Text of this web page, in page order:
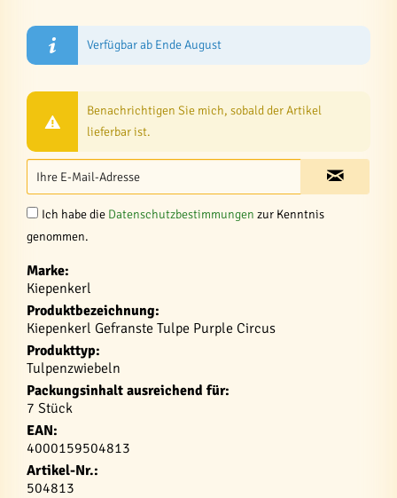
Verfügbar ab Ende August
Benachrichtigen Sie mich, sobald der Artikel
lieferbar ist.
Ich habe die Datenschutzbestimmungen zur Kenntnis
genommen.
Marke:
Kiepenkerl
Produktbezeichnung:
Kiepenkerl Gefranste Tulpe Purple Circus
Produkttyp:
Tulpenzwiebeln
Packungsinhalt ausreichend für:
7 Stück
EAN:
4000159504813
Artikel-Nr.:
504813